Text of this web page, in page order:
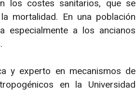
los costes sanitarios, que se
mortalidad. En una población
especialmente a los ancianos
y experto en mecanismos de
en la Universidad